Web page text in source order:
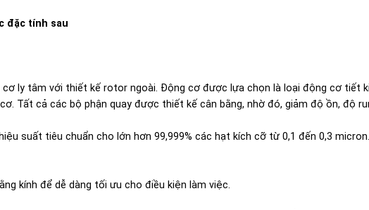
đặc tính sau
ly tâm với thiết kế rotor ngoài. Động cơ được lựa chọn là loại động cơ tiết
Tất cả các bộ phận quay được thiết kế cân bằng, nhờ đó, giảm độ ồn, độ
suất tiêu chuẩn cho lớn hơn 99,999% các hạt kích cỡ từ 0,1 đến 0,3
kính để dễ dàng tối ưu cho điều kiện làm việc.